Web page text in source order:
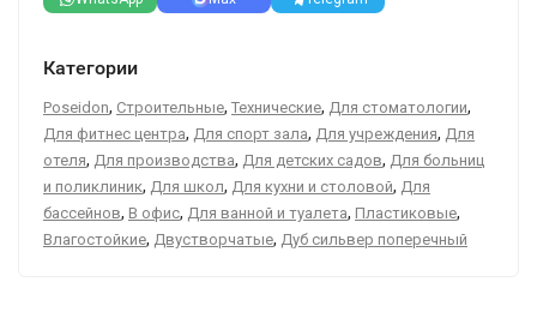
Категории
Poseidon, Строительные, Технические, Для стоматологии,
Для фитнес центра, Для спорт зала, Для учреждения, Для
отеля, Для производства, Для детских садов, Для больниц
и поликлиник, Для школ, Для кухни и столовой, Для
бассейнов, В офис, Для ванной и туалета, Пластиковые,
Влагостойкие, Двустворчатые, Дуб сильвер поперечный